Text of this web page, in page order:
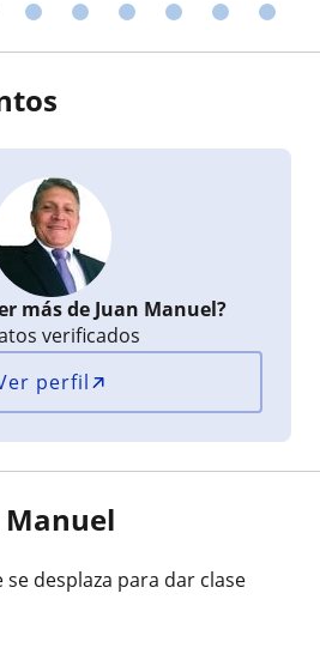
más de Juan Manuel?
verificados
perfil
Manuel
se desplaza para dar clase